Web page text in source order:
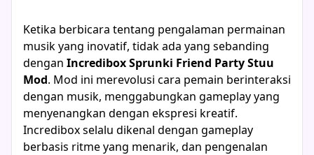
Ketika berbicara tentang pengalaman permainan
musik yang inovatif, tidak ada yang sebanding
dengan Incredibox Sprunki Friend Party Stuu
Mod. Mod ini merevolusi cara pemain berinteraksi
dengan musik, menggabungkan gameplay yang
menyenangkan dengan ekspresi kreatif.
Incredibox selalu dikenal dengan gameplay
berbasis ritme yang menarik, dan pengenalan